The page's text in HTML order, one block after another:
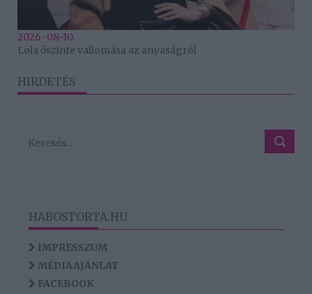
2026-08-10.
Lola őszinte vallomása az anyaságról
HIRDETÉS
HABOSTORTA.HU
IMPRESSZUM
MÉDIAAJÁNLAT
FACEBOOK